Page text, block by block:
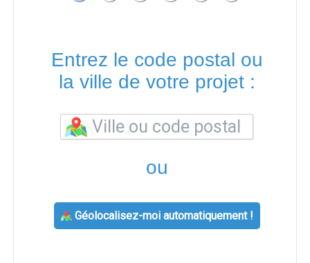
Entrez le code postal ou
la ville de votre projet :
ou
Géolocalisez-moi automatiquement !